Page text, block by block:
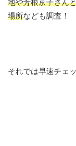
地や芳根京子さん
場所なども調査！
それでは早速チェ